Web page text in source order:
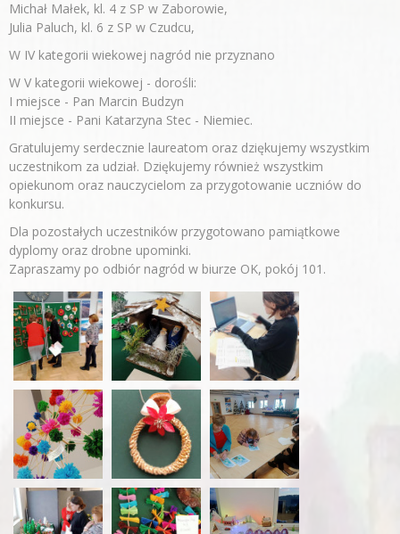
Michał Małek, kl. 4 z SP w Zaborowie,
Julia Paluch, kl. 6 z SP w Czudcu,
W IV kategorii wiekowej nagród nie przyznano
W V kategorii wiekowej - dorośli:
I miejsce - Pan Marcin Budzyn
II miejsce - Pani Katarzyna Stec - Niemiec.
Gratulujemy serdecznie laureatom oraz dziękujemy wszystkim
uczestnikom za udział. Dziękujemy również wszystkim
opiekunom oraz nauczycielom za przygotowanie uczniów do
konkursu.
Dla pozostałych uczestników przygotowano pamiątkowe
dyplomy oraz drobne upominki.
Zapraszamy po odbiór nagród w biurze OK, pokój 101.